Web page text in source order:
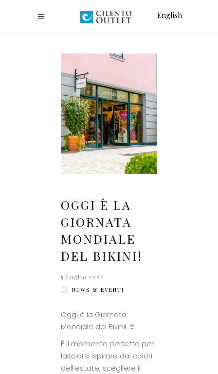
English
OGGI È LA
GIORNATA
MONDIALE
DEL BIKINI!
5 Luglio 2026
NEWS & EVENTI
Oggi è la Giornata
Mondiale del Bikini! 👙
È il momento perfetto per
lasciarsi ispirare dai colori
dell’estate, scegliere il